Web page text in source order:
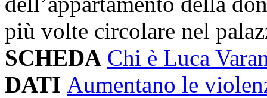
più volte circolare nel
SCHEDA Chi è Luca
DATI Aumentano le